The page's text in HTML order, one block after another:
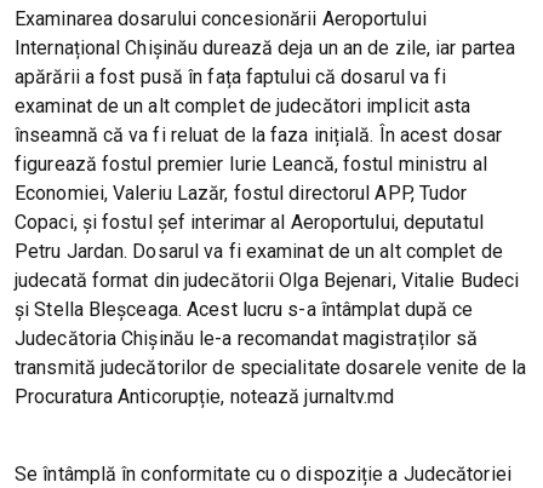
Examinarea dosarului concesionării Aeroportului
Internațional Chișinău durează deja un an de zile, iar partea
apărării a fost pusă în fața faptului că dosarul va fi
examinat de un alt complet de judecători implicit asta
înseamnă că va fi reluat de la faza inițială. În acest dosar
figurează fostul premier Iurie Leancă, fostul ministru al
Economiei, Valeriu Lazăr, fostul directorul APP, Tudor
Copaci, și fostul șef interimar al Aeroportului, deputatul
Petru Jardan. Dosarul va fi examinat de un alt complet de
judecată format din judecătorii Olga Bejenari, Vitalie Budeci
și Stella Bleșceaga. Acest lucru s-a întâmplat după ce
Judecătoria Chișinău le-a recomandat magistraților să
transmită judecătorilor de specialitate dosarele venite de la
Procuratura Anticorupție, notează jurnaltv.md
Se întâmplă în conformitate cu o dispoziție a Judecătoriei